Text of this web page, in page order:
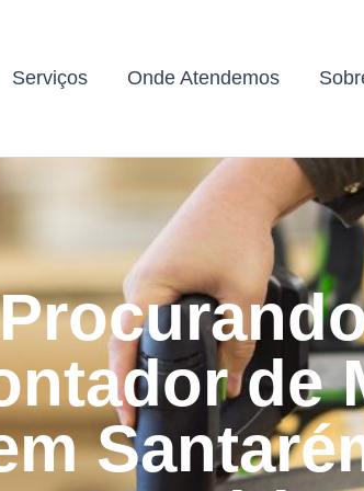
Serviços Onde Atendemos
de